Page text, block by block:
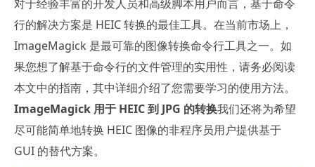
对于经验丰富的开发人员和高级脚本用户而言，基于命令
行的解决方案是 HEIC 转换的最佳工具。在当前市场上，
ImageMagick 是最可靠的图像转换命令行工具之一。如
果您想了解基于命令行的文件管理的实用性，请务必阅读
本文中的指南，其中详细介绍了您需要学习的使用方法。
ImageMagick 用于 HEIC 到 JPG 的转换我们还将为希望
尽可能简单地转换 HEIC 图像的非程序员用户提供基于
GUI 的替代方案。